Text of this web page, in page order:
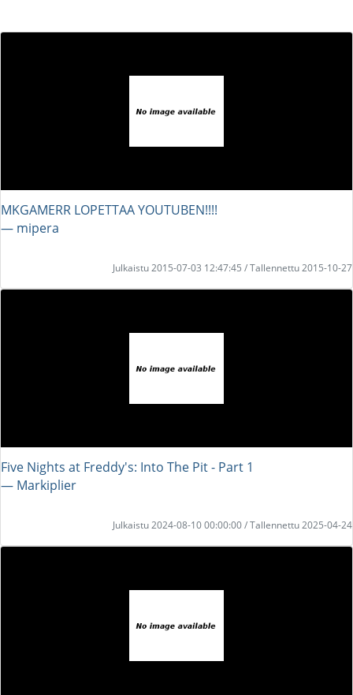
MKGAMERR LOPETTAA YOUTUBEN!!!!
― mipera
Julkaistu 2015-07-03 12:47:45 / Tallennettu 2015-10-27
Five Nights at Freddy's: Into The Pit - Part 1
― Markiplier
Julkaistu 2024-08-10 00:00:00 / Tallennettu 2025-04-24